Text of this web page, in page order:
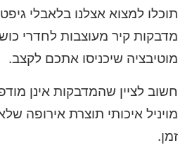
תוכלו למצוא אצלנו בלאבלי
מדבקות קיר מעוצבות לחדרי
מוטיבציה שיכניסו אתכם לקצב.
חשוב לציין שהמדבקות אינן
מויניל איכותי תוצרת אירופה
זמן.